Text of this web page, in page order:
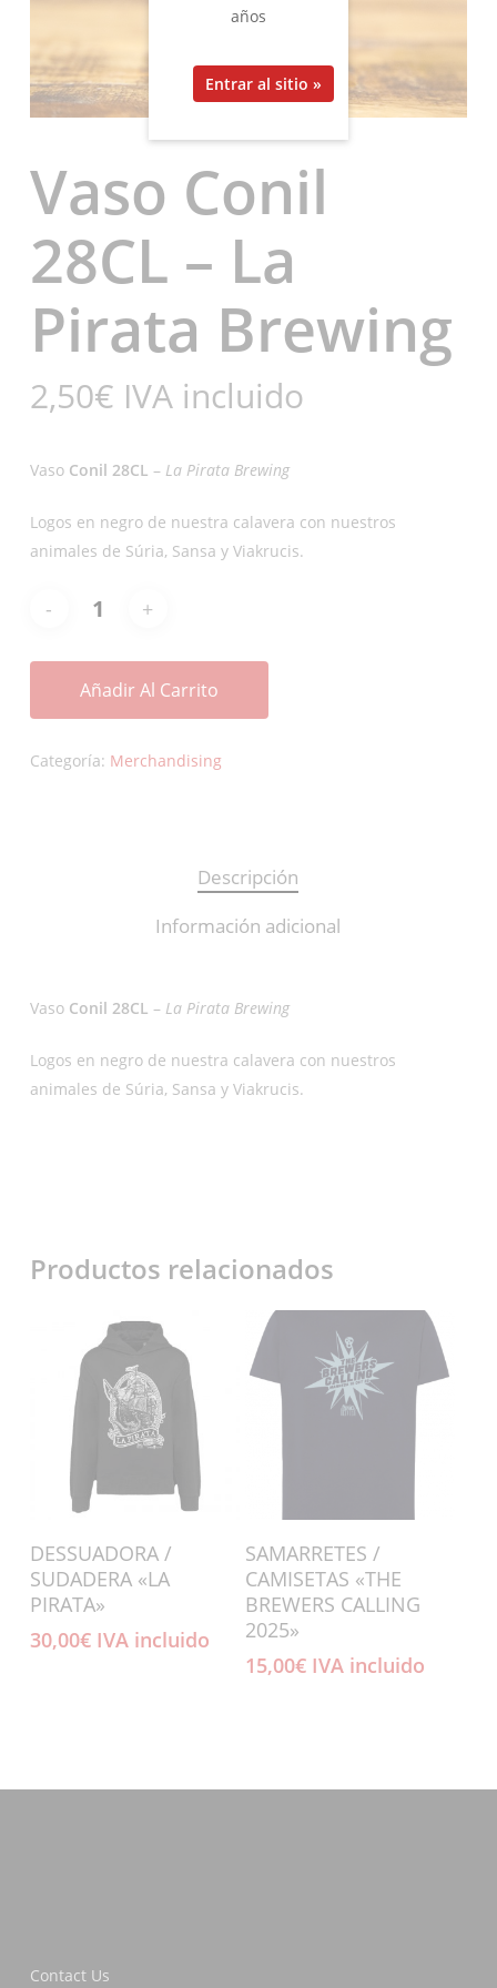
Vaso Conil
28CL – La
Pirata Brewing
2,50€ IVA incluido
Vaso Conil 28CL – La Pirata Brewing
Logos en negro de nuestra calavera con nuestros
animales de Súria, Sansa y Viakrucis.
Añadir Al Carrito
Categoría: Merchandising
Descripción
Información adicional
Vaso Conil 28CL – La Pirata Brewing
Logos en negro de nuestra calavera con nuestros
animales de Súria, Sansa y Viakrucis.
Productos relacionados
Añadir Al Carrito
DESSUADORA /
SUDADERA «LA
PIRATA»
30,00€ IVA incluido
Añadir Al Carrito
SAMARRETES /
CAMISETAS «THE
BREWERS CALLING
2025»
15,00€ IVA incluido
Contact Us
años